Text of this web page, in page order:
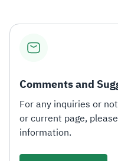
Comments and
For any inquiries or
or current page,
information.